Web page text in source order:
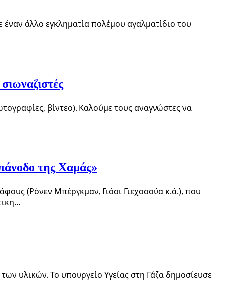
έναν άλλο εγκληματία πολέμου αγαλματίδιο του
βίντεο). Καλούμε τους αναγνώστες να
της Χαμάς»
(Ρόνεν Μπέργκμαν, Γιόσι Γιεχοσούα κ.ά.), που
υλικών. Το υπουργείο Υγείας στη Γάζα δημοσίευσε